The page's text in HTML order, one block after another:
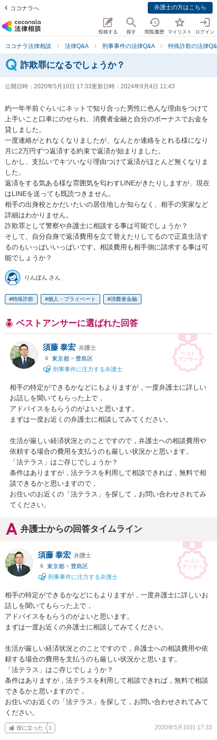
ココナラへ 弁護士の方はこちら
投稿する 探す 閲覧履歴 マイリスト ログイン
ココナラ法律相談 法律Q&A 刑事事件の法律Q&A 特殊詐欺の法律
詐欺罪になるでしょうか？
公開日時： 2020年5月10日 17:33更新日時： 2024年9月4日 11:43
約一年半前ぐらいにネットで知り合った男性に色んな理由をつけて
上手いこと口車にのせられ、消費者金融と自分のボーナスでお金を
貸しました。
一度連絡がとれなくなりましたが、なんとか連絡をとれる様になり
月に2万円ずつ返済する約束で返済が始まりました。
しかし、支払いでキツいなり理由つけて返済がほとんど無くなりま
した。
返済をする気ある様な雰囲気を匂わすLINEがきたりしますが、現在
はLINEを送っても既読つきません。
相手の出身校とかだいたいの居住地しか知らなく、相手の実家など
詳細はわかりません。
詐欺罪として警察や弁護士に相談する事は可能でしょうか？
そして、自分自身で返済費用を立て替えたりしてるので正直生活す
るのもいっぱいいっぱいです。相談費用も相手側に請求する事は可
能でしょうか？
りんぽん さん
特殊詐欺 個人・プライベート 消費者金融
ベストアンサーに選ばれた回答
須藤 泰宏 弁護士
東京都 > 豊島区
刑事事件に注力する弁護士
相手の特定ができるかなどにもよりますが，一度弁護士に詳しい
お話しを聞いてもらった上で，
アドバイスをもらうのがよいと思います。
まずは一度お近くの弁護士に相談してみてください。
生活が厳しい経済状況とのことですので，弁護士への相談費用や
依頼する場合の費用を支払うのも厳しい状況かと思います。
「法テラス」はご存じでしょうか？
条件はありますが，法テラスを利用して相談できれば，無料で相
談できるかと思いますので，
お住いのお近くの「法テラス」を探して，お問い合わせされてみ
てください。
弁護士からの回答タイムライン
須藤 泰宏 弁護士
東京都 > 豊島区
刑事事件に注力する弁護士
相手の特定ができるかなどにもよりますが，一度弁護士に詳しいお
話しを聞いてもらった上で，
アドバイスをもらうのがよいと思います。
まずは一度お近くの弁護士に相談してみてください。
生活が厳しい経済状況とのことですので，弁護士への相談費用や依
頼する場合の費用を支払うのも厳しい状況かと思います。
「法テラス」はご存じでしょうか？
条件はありますが，法テラスを利用して相談できれば，無料で相談
できるかと思いますので，
お住いのお近くの「法テラス」を探して，お問い合わせされてみて
ください。
役に立った 1 2020年5月10日 17:33